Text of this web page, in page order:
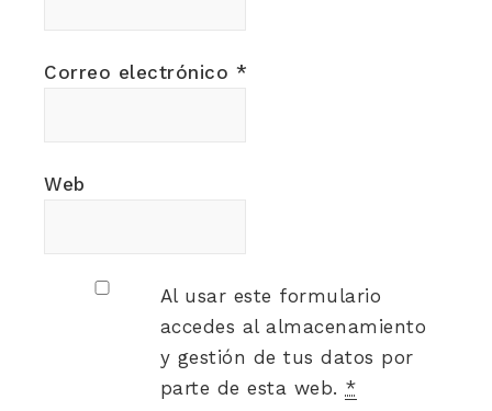
Correo electrónico *
Web
Al usar este formulario
accedes al almacenamiento
y gestión de tus datos por
parte de esta web. *